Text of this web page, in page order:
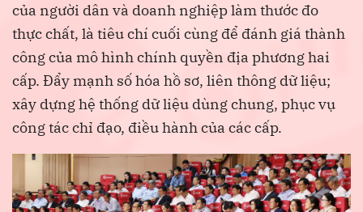
của người dân và doanh nghiệp làm thước đo
thực chất, là tiêu chí cuối cùng để đánh giá thành
công của mô hình chính quyền địa phương hai
cấp. Đẩy mạnh số hóa hồ sơ, liên thông dữ liệu;
xây dựng hệ thống dữ liệu dùng chung, phục vụ
công tác chỉ đạo, điều hành của các cấp.